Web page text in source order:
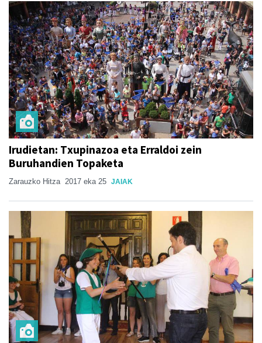
Irudietan: Txupinazoa eta Erraldoi zein
Buruhandien Topaketa
Zarauzko Hitza 2017 eka 25 JAIAK